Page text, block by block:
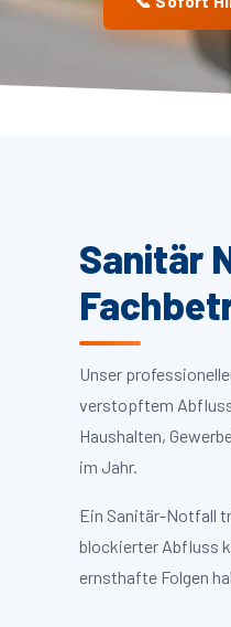
Sanitär
Unser
verstopftem
Haushalten,
im Jahr.
Ein Sanitär-Notfall
blockierter Abfluss
ernsthafte Folgen